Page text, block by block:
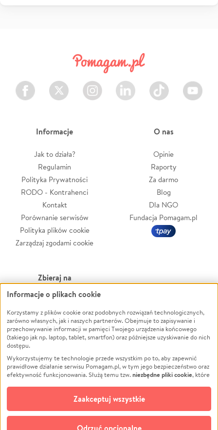
Facebook Twitter Instagram LinkedIn TikTok Youtube
Informacje
Jak to działa?
Regulamin
Polityka Prywatności
RODO - Kontrahenci
Kontakt
Porównanie serwisów
Polityka plików cookie
Zarządzaj zgodami cookie
O nas
Opinie
Raporty
Za darmo
Blog
Dla NGO
Fundacja Pomagam.pl
Zbieraj na
Leczenie
Zwierzęta
Pożar
Ukraina
Pomoc Finansowa
Projekty
Pogrzeb
Społeczność lokalna
Kultura
Powódź
Wichura
NGO
Edukacja
Podróż
Impreza
Ochrona środowiska
Biznes
Informacje o plikach cookie
Korzystamy z plików cookie oraz podobnych rozwiązań technologicznych,
zarówno własnych, jak i naszych partnerów. Obejmuje to zapisywanie i
przechowywanie informacji w pamięci Twojego urządzenia końcowego
(takiego jak np. laptop, tablet, smartfon) oraz późniejsze uzyskiwanie do nich
dostępu.
Wykorzystujemy te technologie przede wszystkim po to, aby zapewnić
prawidłowe działanie serwisu Pomagam.pl, w tym jego bezpieczeństwo oraz
efektywność funkcjonowania. Służą temu tzw.niezbędne pliki cookie, które
opcjonalnych plików cookie
technologii do celów analitycznych i retargetingowych. Możesz wyrazić
zgodę na ich stosowanie lub jej odmówić. W dowolnym momencie masz
możliwość zmiany swoich preferencji na stronie „Zarządzaj zgodami cookie”,
Zaakceptuj wszystkie